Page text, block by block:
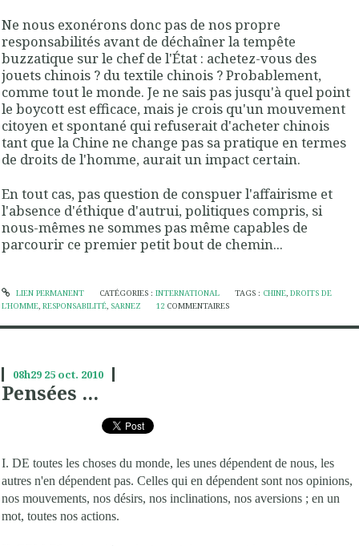
Ne nous exonérons donc pas de nos propre
responsabilités avant de déchaîner la tempête
buzzatique sur le chef de l'État : achetez-vous des
jouets chinois ? du textile chinois ? Probablement,
comme tout le monde. Je ne sais pas jusqu'à quel point
le boycott est efficace, mais je crois qu'un mouvement
citoyen et spontané qui refuserait d'acheter chinois
tant que la Chine ne change pas sa pratique en termes
de droits de l'homme, aurait un impact certain.
En tout cas, pas question de conspuer l'affairisme et
l'absence d'éthique d'autrui, politiques compris, si
nous-mêmes ne sommes pas même capables de
parcourir ce premier petit bout de chemin...
LIEN PERMANENT CATÉGORIES : INTERNATIONAL TAGS : CHINE,DROITS DE
L'HOMME, RESPONSABILITÉ, SARNEZ 12 COMMENTAIRES
08h29 25 oct. 2010
Pensées ...
I. DE toutes les choses du monde, les unes dépendent de nous, les
autres n'en dépendent pas. Celles qui en dépendent sont nos opinions,
nos mouvements, nos désirs, nos inclinations, nos aversions ; en un
mot, toutes nos actions.